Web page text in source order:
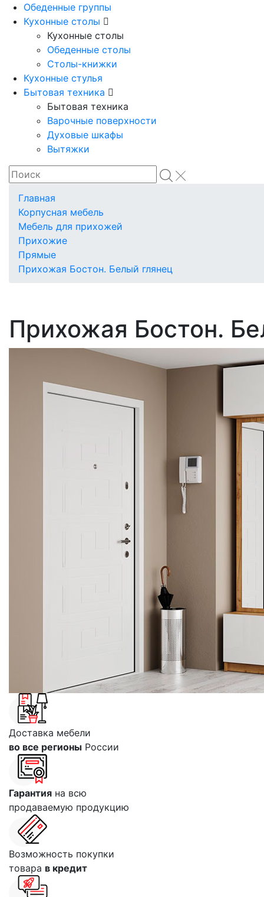
Обеденные группы
Кухонные столы
Кухонные столы
Обеденные столы
Столы-книжки
Кухонные стулья
Бытовая техника
Бытовая техника
Варочные поверхности
Духовые шкафы
Вытяжки
Главная
Корпусная мебель
Мебель для прихожей
Прихожие
Прямые
Прихожая Бостон. Белый глянец
Прихожая Бостон.
Доставка мебели
во все регионы России
Гарантия на всю
продаваемую продукцию
Возможность покупки
товара в кредит